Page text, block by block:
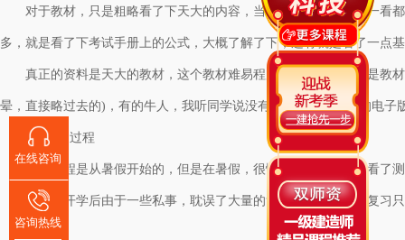
对于教材，只是粗略看了下天大的内容，当时觉得内容好多，一看
多，就是看了下考试手册上的公式，大概了解了下，还有就是看了一点
真正的资料是天大的教材，这个教材难易程度适中，但是缺点是教
晕，直接略过去的)，有的牛人，我听同学说没有买教材直接 看的电子
2、复习过程
复习过程是从暑假开始的，但是在暑假，很惭愧由于家事，只看了测
9月4号开学后由于一些私事，耽误了大量的复习时间，真正的复
上册：
在线咨询
咨询热线